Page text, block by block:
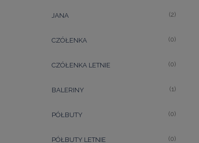
JANA (2)
CZÓŁENKA (0)
CZÓŁENKA LETNIE (0)
BALERINY (1)
PÓŁBUTY (0)
PÓŁBUTY LETNIE (0)